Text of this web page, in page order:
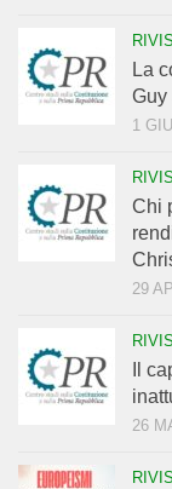
La
Guy
1
Chi
29
Il
26